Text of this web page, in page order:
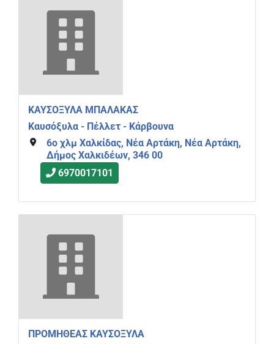
ΚΑΥΣΟΞΥΛΑ ΜΠΑΛΑΚΑΣ
Καυσόξυλα - Πέλλετ - Κάρβουνα
6ο χλμ Χαλκίδας, Νέα Αρτάκη, Νέα Αρτάκη,
Δήμος Χαλκιδέων, 346 00
6970017101
ΠΡΟΜΗΘΕΑΣ ΚΑΥΣΟΞΥΛΑ